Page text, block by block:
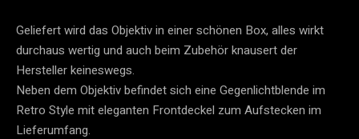
Geliefert wird das Objektiv in einer schönen Box, alles wirkt
durchaus wertig und auch beim Zubehör knausert der
Hersteller keineswegs.
Neben dem Objektiv befindet sich eine Gegenlichtblende im
Retro Style mit eleganten Frontdeckel zum Aufstecken im
Lieferumfang.